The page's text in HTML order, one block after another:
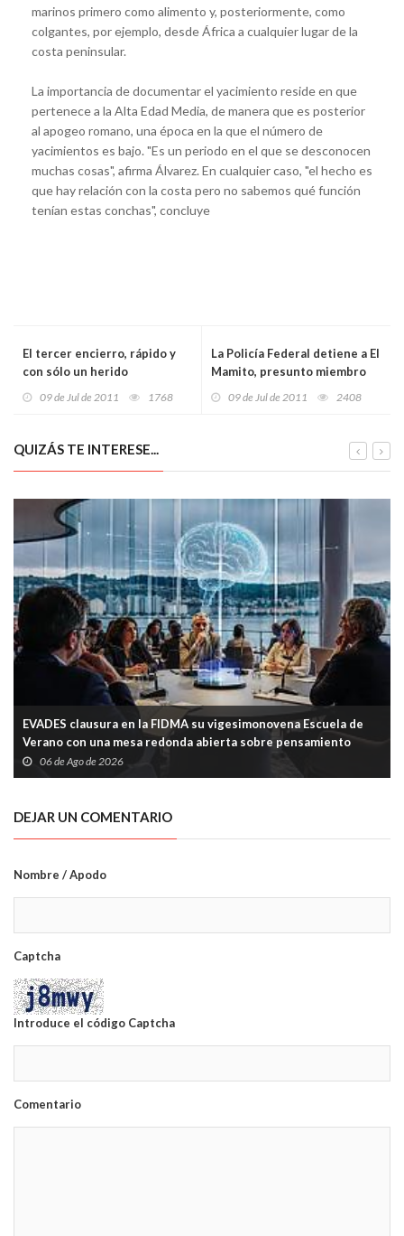
marinos primero como alimento y, posteriormente, como
colgantes, por ejemplo, desde África a cualquier lugar de la
costa peninsular.
La importancia de documentar el yacimiento reside en que
pertenece a la Alta Edad Media, de manera que es posterior
al apogeo romano, una época en la que el número de
yacimientos es bajo. "Es un periodo en el que se desconocen
muchas cosas", afirma Álvarez. En cualquier caso, "el hecho es
que hay relación con la costa pero no sabemos qué función
tenían estas conchas", concluye
El tercer encierro, rápido y
con sólo un herido
09 de Jul de 2011 1768
La Policía Federal detiene a El
Mamito, presunto miembro
09 de Jul de 2011 2408
QUIZÁS TE INTERESE...
EVADES clausura en la FIDMA su vigesimonovena Escuela de
Verano con una mesa redonda abierta sobre pensamiento
crítico y tecnología
06 de Ago de 2026
DEJAR UN COMENTARIO
Nombre / Apodo
Captcha
Introduce el código Captcha
Comentario